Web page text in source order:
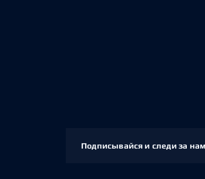
Подписывайся и следи за